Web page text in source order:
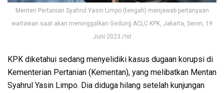
Menteri Pertanian Syahrul Yasin Limpo (tengah) menjawab pertanyaan
wartawan saat akan meninggalkan Gedung ACLC KPK, Jakarta, Senin, 19
Juni 2023./Ist
KPK diketahui sedang menyelidiki kasus dugaan korupsi di
Kementerian Pertanian (Kementan), yang melibatkan Mentan
Syahrul Yasin Limpo. Dia diduga hilang setelah kunjungan